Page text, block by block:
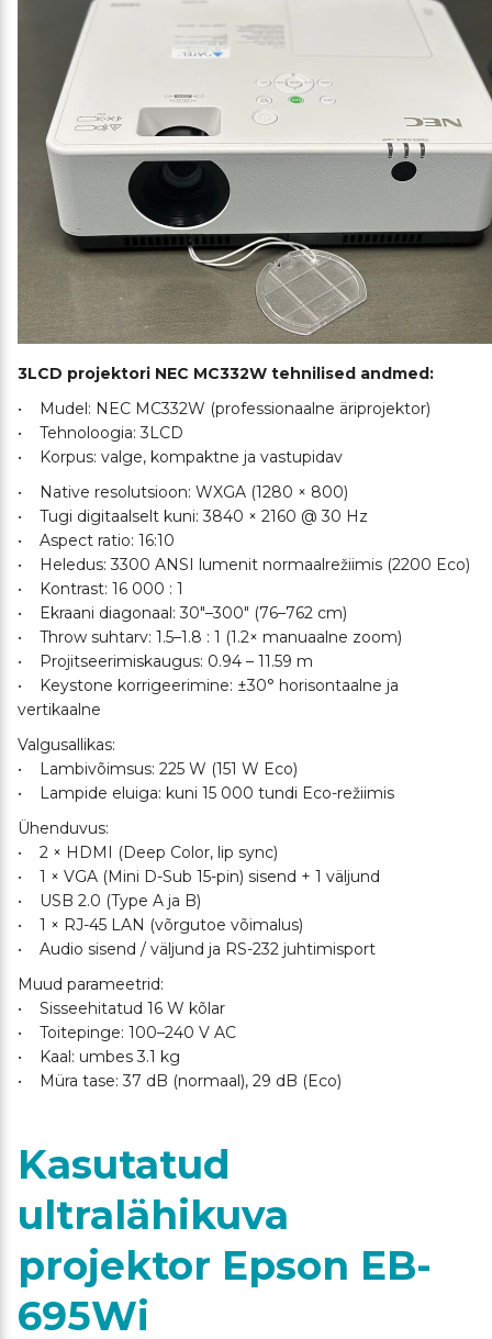
3LCD projektori NEC MC332W tehnilised andmed:
• Mudel: NEC MC332W (professionaalne äriprojektor)
• Tehnoloogia: 3LCD
• Korpus: valge, kompaktne ja vastupidav
• Native resolutsioon: WXGA (1280 × 800)
• Tugi digitaalselt kuni: 3840 × 2160 @ 30 Hz
• Aspect ratio: 16:10
• Heledus: 3300 ANSI lumenit normaalrežiimis (2200 Eco)
• Kontrast: 16 000 : 1
• Ekraani diagonaal: 30″–300″ (76–762 cm)
• Throw suhtarv: 1.5–1.8 : 1 (1.2× manuaalne zoom)
• Projitseerimiskaugus: 0.94 – 11.59 m
• Keystone korrigeerimine: ±30° horisontaalne ja
vertikaalne
Valgusallikas:
• Lambivõimsus: 225 W (151 W Eco)
• Lampide eluiga: kuni 15 000 tundi Eco-režiimis
Ühenduvus:
• 2 × HDMI (Deep Color, lip sync)
• 1 × VGA (Mini D-Sub 15-pin) sisend + 1 väljund
• USB 2.0 (Type A ja B)
• 1 × RJ-45 LAN (võrgutoe võimalus)
• Audio sisend / väljund ja RS-232 juhtimisport
Muud parameetrid:
• Sisseehitatud 16 W kõlar
• Toitepinge: 100–240 V AC
• Kaal: umbes 3.1 kg
• Müra tase: 37 dB (normaal), 29 dB (Eco)
Kasutatud
ultralähikuva
projektor Epson EB-
695Wi